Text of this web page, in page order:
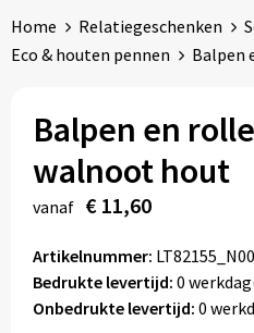
Handdoeken & Dekens
Kinderkleding
Tassen
Relatiegeschenken
Home Relatiegeschenken
Eco & houten pennen
Balpen
Balpen en
walnoot hout
vanaf € 11,60
Artikelnummer:
Bedrukte levertijd: 0
Onbedrukte levertijd: 0